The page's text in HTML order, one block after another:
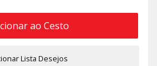
ao Cesto
Lista Desejos